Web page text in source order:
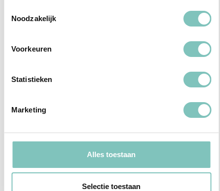
Noodzakelijk
Voorkeuren
Statistieken
Marketing
Alles toestaan
Selectie toestaan
CDW Super
$15 per dag